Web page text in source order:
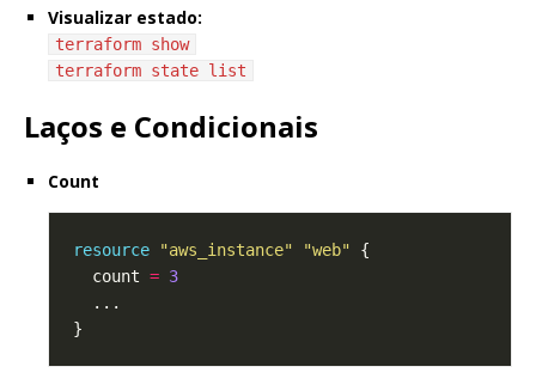
Visualizar estado:
terraform show
terraform state list
Laços e Condicionais
Count
resource "aws_instance" "web"
  count
= 3